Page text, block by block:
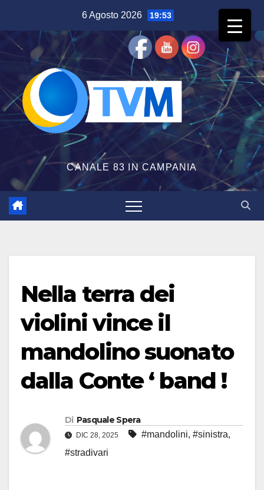
contenuto
6 Agosto 2026 19:53
CANALE 83 IN CAMPANIA
Nella terra dei
violini vince il
mandolino suonato
dalla Conte ‘ band !
Di Pasquale Spera
DIC 28, 2025 #mandolini, #sinistra,
#stradivari